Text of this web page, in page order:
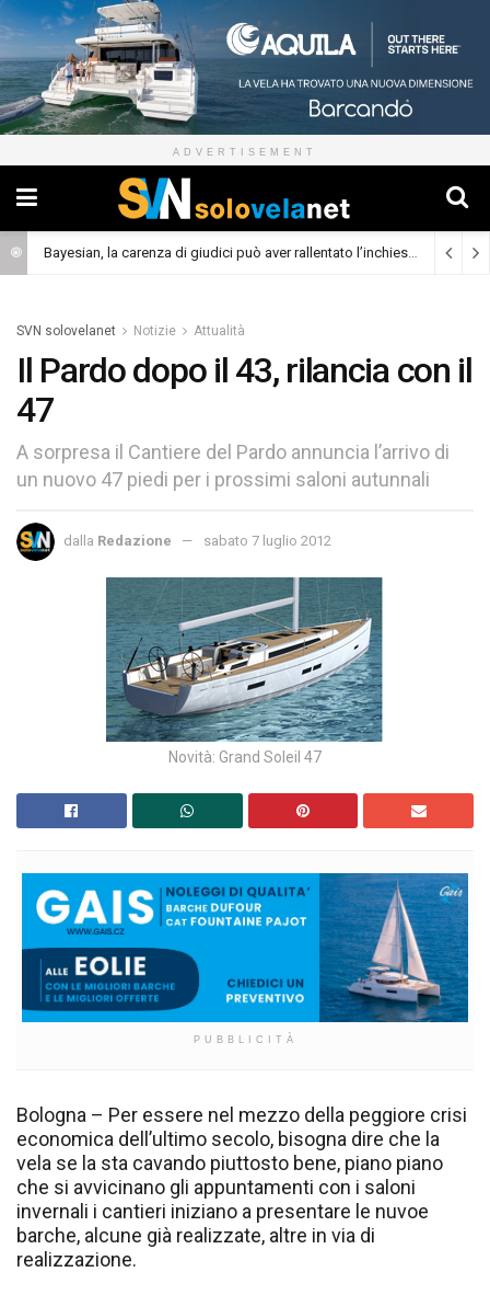
ADVERTISEMENT
Bayesian, la carenza di giudici può aver rallentato l’inchiesta (Cronaca)
SVN solovelanet Notizie Attualità
Il Pardo dopo il 43, rilancia con il
47
A sorpresa il Cantiere del Pardo annuncia l’arrivo di
un nuovo 47 piedi per i prossimi saloni autunnali
dalla Redazione sabato 7 luglio 2012
Novità: Grand Soleil 47
PUBBLICITÀ
Bologna – Per essere nel mezzo della peggiore crisi
economica dell’ultimo secolo, bisogna dire che la
vela se la sta cavando piuttosto bene, piano piano
che si avvicinano gli appuntamenti con i saloni
invernali i cantieri iniziano a presentare le nuvoe
barche, alcune già realizzate, altre in via di
realizzazione.